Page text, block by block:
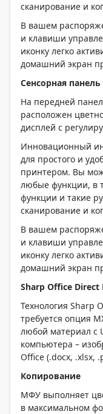
сканирование и
В вашем
и клавиши
иконку легко
домашний экран
Сенсорная
На передней
расположен
дисплей с
Инновационный
для простого и
принтером. Вы
любые функции, в
функции и такие
сканирование и
В вашем
и клавиши
иконку легко
домашний экран
Sharp Office Direct
Технология Sharp
требуется опция
любой материал с
компьютера –
Office (.docx, .xlsx,
Копирование
МФУ выполняет
в максимальном